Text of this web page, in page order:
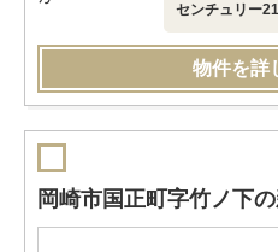
センチュリー
物件を詳
岡崎市国正町字竹ノ下